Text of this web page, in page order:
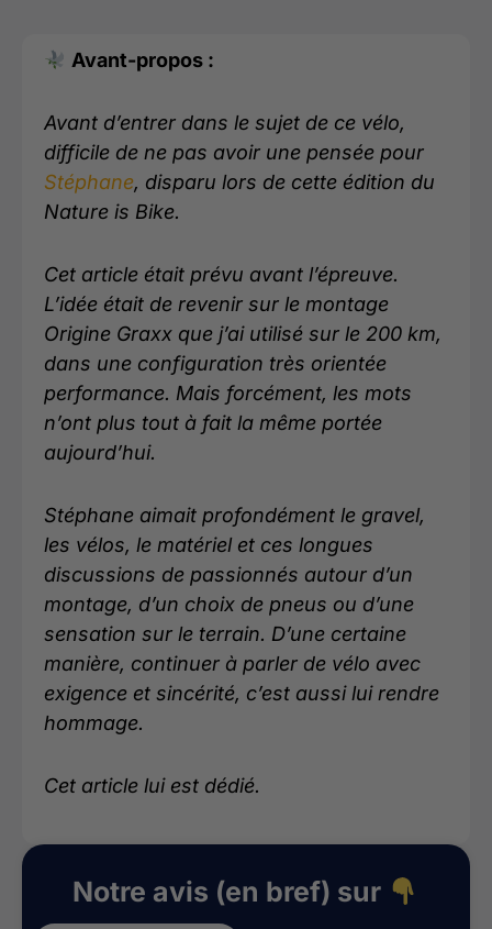
Avant-propos :
Avant d’entrer dans le sujet de ce vélo,
difficile de ne pas avoir une pensée pour
Stéphane, disparu lors de cette édition du
Nature is Bike.
Cet article était prévu avant l’épreuve.
L’idée était de revenir sur le montage
Origine Graxx que j’ai utilisé sur le 200 km,
dans une configuration très orientée
performance. Mais forcément, les mots
n’ont plus tout à fait la même portée
aujourd’hui.
Stéphane aimait profondément le gravel,
les vélos, le matériel et ces longues
discussions de passionnés autour d’un
montage, d’un choix de pneus ou d’une
sensation sur le terrain. D’une certaine
manière, continuer à parler de vélo avec
exigence et sincérité, c’est aussi lui rendre
hommage.
Cet article lui est dédié.
Notre avis (en bref) sur